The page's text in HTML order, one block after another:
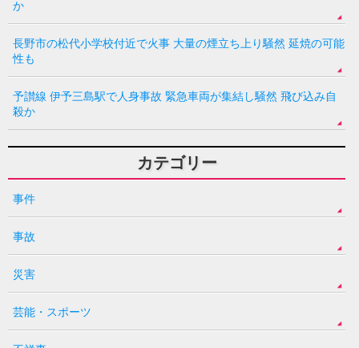
か
長野市の松代小学校付近で火事 大量の煙立ち上り騒然 延焼の可能
性も
予讃線 伊予三島駅で人身事故 緊急車両が集結し騒然 飛び込み自
殺か
カテゴリー
事件
事故
災害
芸能・スポーツ